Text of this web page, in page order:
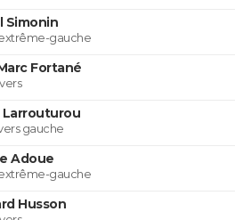
Simonin
gauche
Fortané
Larrouturou
gauche
Adoue
gauche
Husson